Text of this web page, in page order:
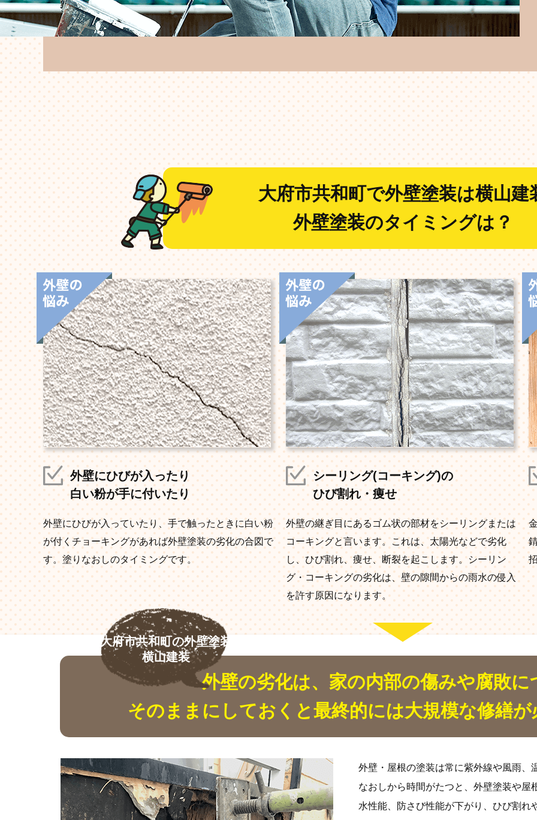
大府市共和町で外壁塗装は横山建
外壁塗装のタイミングは？
外壁にひびが入ったり
白い粉が手に付いたり
外壁にひびが入っていたり、手で触ったときに白い粉
が付くチョーキングがあれば外壁塗装の劣化の合図で
す。塗りなおしのタイミングです。
シーリング(コーキング)の
ひび割れ・痩せ
外壁の継ぎ目にあるゴム状の部材をシーリングまたは
コーキングと言います。これは、太陽光などで劣化
し、ひび割れ、痩せ、断裂を起こします。シーリン
グ・コーキングの劣化は、壁の隙間からの雨水の侵入
を許す原因になります。
大府市共和町の外壁塗装
横山建装
外壁の劣化は、家の内部の傷みや腐敗に
そのままにしておくと最終的には大規模な修繕
外壁・屋根の塗装は常に紫外線や風雨、
なおしから時間がたつと、外壁塗装や
水性能、防さび性能が下がり、ひび割